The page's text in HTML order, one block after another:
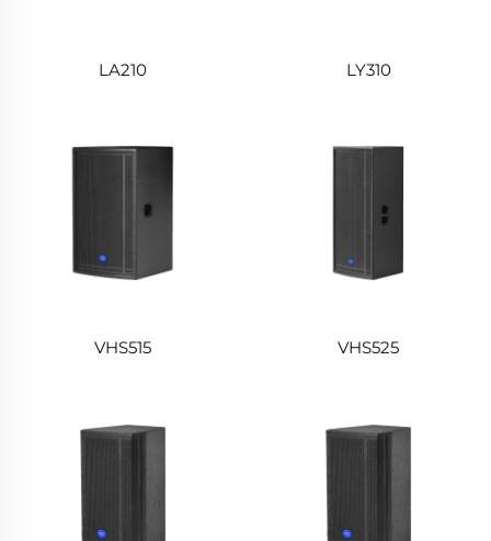
LY310
LA210
VHS525
VHS515